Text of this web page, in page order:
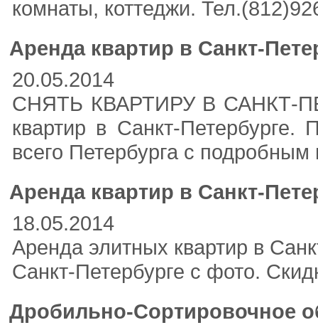
комнаты, коттеджи.
Аренда квартир в Санкт-
20.05.2014
СНЯТЬ КВАРТИРУ В САНКТ-
квартир в Санкт-
всего Петербурга с
Аренда квартир в Санкт-
18.05.2014
Аренда элитных квартир в
Санкт-Петербурге с фото.
Дробильно-Сортировочное